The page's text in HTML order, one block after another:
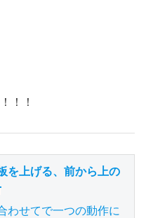
！！
を上げる、前から上の
わせてで一つの動作に